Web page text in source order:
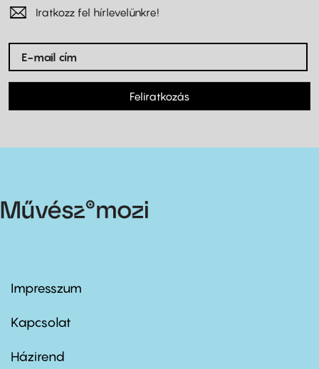
Iratkozz fel hírlevelünkre!
Feliratkozás
Footer
first
Impresszum
Kapcsolat
Footer
Házirend